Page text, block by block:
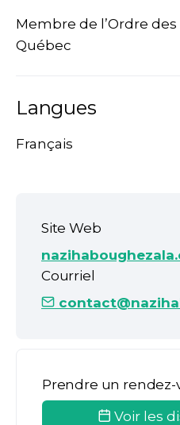
Membre de l’Ordre
Québec
Langues
Français
Site Web
Courriel
Prendre un rendez-
Voir les